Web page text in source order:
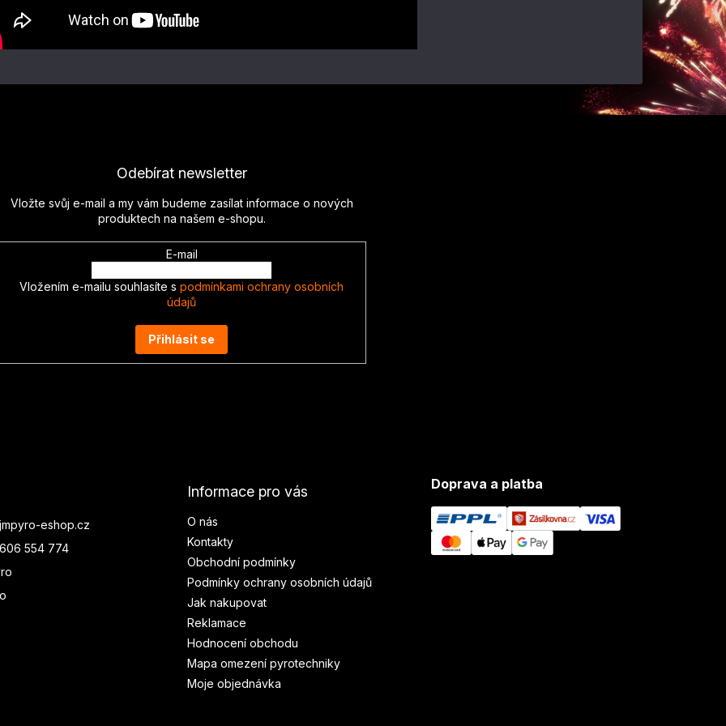
Odebírat newsletter
Vložte svůj e-mail a my vám budeme zasílat informace o nových
produktech na našem e-shopu.
E-mail
Vložením e-mailu souhlasíte s podmínkami ochrany osobních
údajů
Přihlásit se
jmpyro-eshop.cz
554 774
Informace pro vás
O nás
Kontakty
Obchodní podmínky
Podmínky ochrany osobních údajů
Jak nakupovat
Reklamace
Hodnocení obchodu
Mapa omezení pyrotechniky
Moje objednávka
Doprava a platba